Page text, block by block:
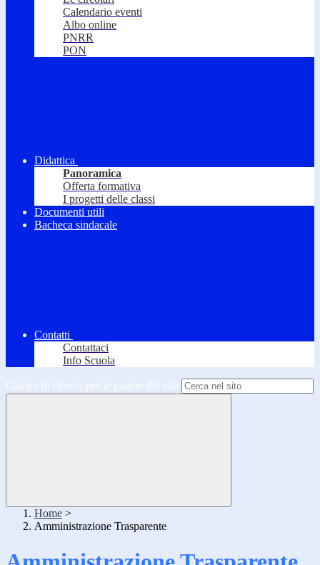
Calendario eventi
Albo online
PNRR
PON
Didattica
Panoramica
Offerta formativa
I progetti delle classi
Documenti utili
Bacheca sindacale
Contatti
Contattaci
Info Scuola
Campo di ricerca per le pagine del sito
Home >
Amministrazione Trasparente